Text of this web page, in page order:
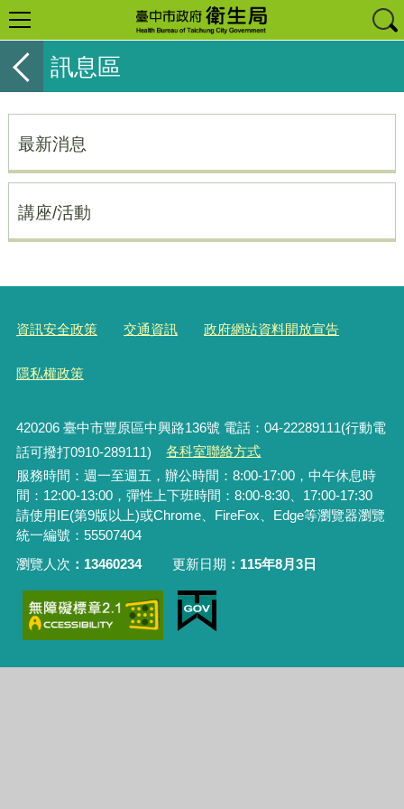
訊息區
最新消息
講座/活動
資訊安全政策 交通資訊 政府網站資料開放宣告
隱私權政策
420206臺中市豐原區中興路136號 電話：04-22289111(行動電
話可撥打0910-289111)
各科室聯絡方式
服務時間：週一至週五，辦公時間：8:00-17:00，中午休息時
間：12:00-13:00，彈性上下班時間：8:00-8:30、17:00-17:30
請使用IE(第9版以上)或Chrome、FireFox、Edge等瀏覽器瀏覽
統一編號：55507404
瀏覽人次
13460234 更新日期 115年8月3日